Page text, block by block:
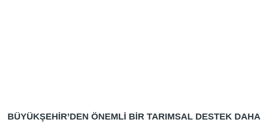
BÜYÜKŞEHİR’DEN ÖNEMLİ BİR TARIMSAL DESTEK DAHA